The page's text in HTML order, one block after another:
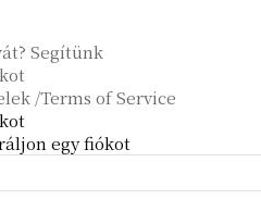
Segítünk
/Terms of Service
egy fiókot